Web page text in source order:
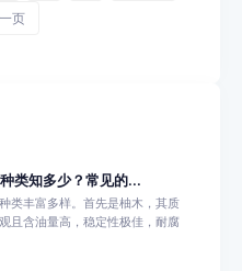
页
类知多少？常见的...
类丰富多样。首先是柚木，其质
且含油量高，稳定性极佳，耐腐